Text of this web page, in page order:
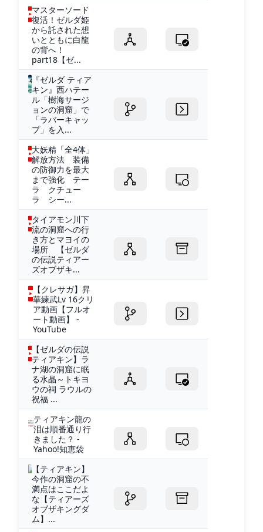
マスターソード
復活！ゼルダ姫
から託された想
いとともに白龍
の背へ！
part18【ゼ...
『ゼルダ ティア
キン』西ハテー
ル「樹海サージ
ョンの洞窟」で
「ラバーキャッ
プ」を入...
大妖精「全4体」
解放方法 装備
の防御力を最大
まで強化 テー
ラ クチュー
ラ シー...
タイアモン川下
流の洞窟への行
き方とマヨイの
場所 【ゼルダ
の伝説ティアー
ズオブザキ...
【クレサガ】昇
華練武Lv 16クリ
ア動画【フルオ
ート動画】 -
YouTube
【ゼルダの伝説
ティアキン】ラ
ナ湖の洞窟に眠
る水晶～トキヨ
ウの祠 ラウルの
祝福 ...
ティアキン龍の
泪は順番通り行
きました？ -
Yahoo!知恵袋
【ティアキン】
今作の洞窟の不
満点はここだよ
な【ティアーズ
オブザキングダ
ム】...